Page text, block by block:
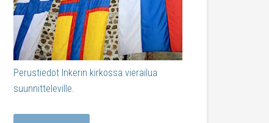
Perustiedot Inkerin kirkossa vierailua
suunnitteleville.